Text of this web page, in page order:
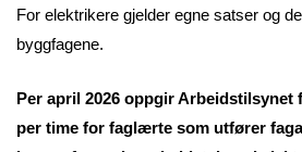
For elektrikere gjelder egne satser og
byggfagene.
Per april 2026 oppgir Arbeidstilsynet
per time for faglærte som utfører